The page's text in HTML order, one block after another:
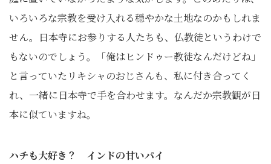
いろいろな宗教を受け入れる穏やかな土地なのかもしれま
せん。日本寺にお参りする人たちも、仏教徒というわけで
もないのでしょう。「俺はヒンドゥー教徒なんだけどね」
と言っていたリキシャのおじさんも、私に付き合ってく
れ、一緒に日本寺で手を合わせます。なんだか宗教観が日
本に似ていますね。
ハチも大好き？ インドの甘いパイ